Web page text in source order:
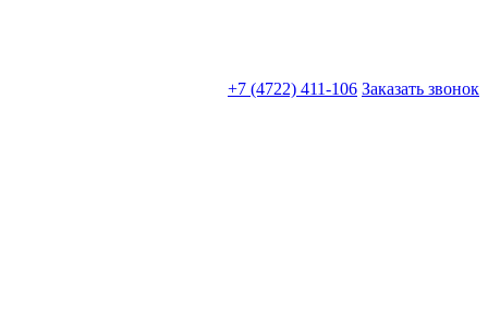
+7 (4722) 411-106 Заказать звонок